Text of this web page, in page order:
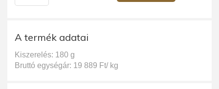
A termék adatai
Kiszerelés: 180 g
Bruttó egységár: 19 889 Ft/ kg